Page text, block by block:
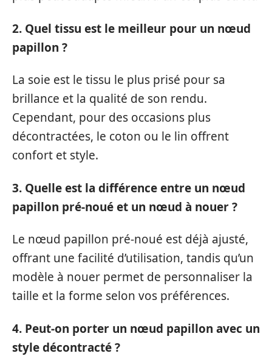
2. Quel tissu est le meilleur pour un nœud
papillon ?
La soie est le tissu le plus prisé pour sa
brillance et la qualité de son rendu.
Cependant, pour des occasions plus
décontractées, le coton ou le lin offrent
confort et style.
3. Quelle est la différence entre un nœud
papillon pré-noué et un nœud à nouer ?
Le nœud papillon pré-noué est déjà ajusté,
offrant une facilité d’utilisation, tandis qu’un
modèle à nouer permet de personnaliser la
taille et la forme selon vos préférences.
4. Peut-on porter un nœud papillon avec un
style décontracté ?